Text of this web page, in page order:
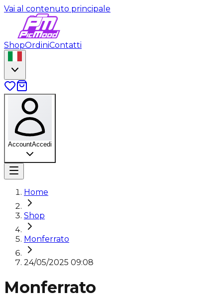
Vai al contenuto principale
ShopOrdiniContatti
AccountAccedi
Home
Shop
Monferrato
24/05/2025 09:08
Monferrato